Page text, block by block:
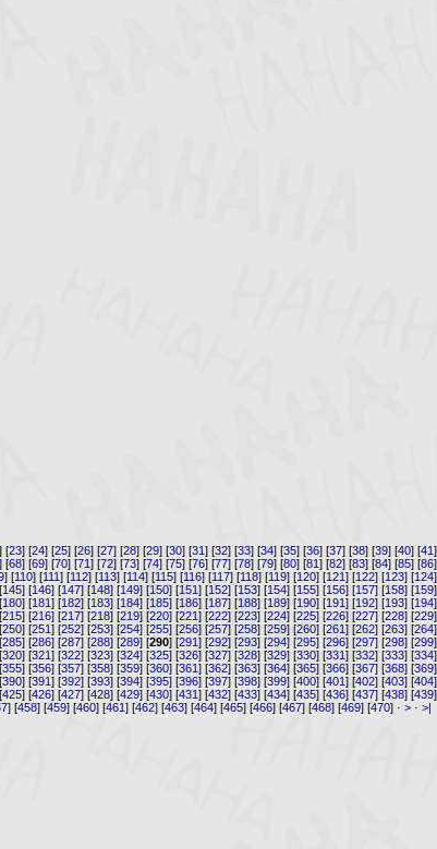
] [23] [24] [25] [26] [27] [28] [29] [30] [31] [32] [33] [34] [35] [36] [37] [38] [39] [40] [41]
] [68] [69] [70] [71] [72] [73] [74] [75] [76] [77] [78] [79] [80] [81] [82] [83] [84] [85] [86]
] [110] [111] [112] [113] [114] [115] [116] [117] [118] [119] [120] [121] [122] [123] [124]
145] [146] [147] [148] [149] [150] [151] [152] [153] [154] [155] [156] [157] [158] [159]
180] [181] [182] [183] [184] [185] [186] [187] [188] [189] [190] [191] [192] [193] [194]
215] [216] [217] [218] [219] [220] [221] [222] [223] [224] [225] [226] [227] [228] [229]
250] [251] [252] [253] [254] [255] [256] [257] [258] [259] [260] [261] [262] [263] [264]
285] [286] [287] [288] [289] [290] [291] [292] [293] [294] [295] [296] [297] [298] [299]
320] [321] [322] [323] [324] [325] [326] [327] [328] [329] [330] [331] [332] [333] [334]
355] [356] [357] [358] [359] [360] [361] [362] [363] [364] [365] [366] [367] [368] [369]
390] [391] [392] [393] [394] [395] [396] [397] [398] [399] [400] [401] [402] [403] [404]
425] [426] [427] [428] [429] [430] [431] [432] [433] [434] [435] [436] [437] [438] [439]
] [458] [459] [460] [461 ] [462] [463] [464] [465] [466] [467] [468] [469] [470] · >· >|